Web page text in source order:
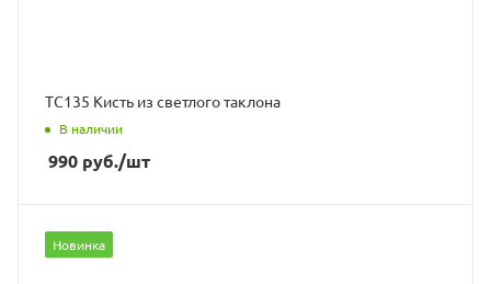
ТС135 Кисть из светлого таклона
В наличии
990 руб./шт
Новинка